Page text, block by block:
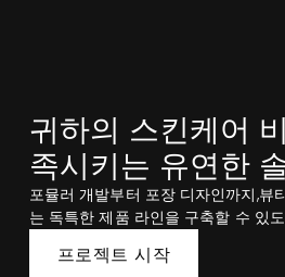
귀하의 스킨케어
족시키는 유연한
포뮬러 개발부터 포장 디자인까지,뷰
는 독특한 제품 라인을 구축할 수 있
프로젝트 시작